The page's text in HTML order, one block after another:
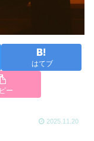
はてブ
ー
2025.11.20